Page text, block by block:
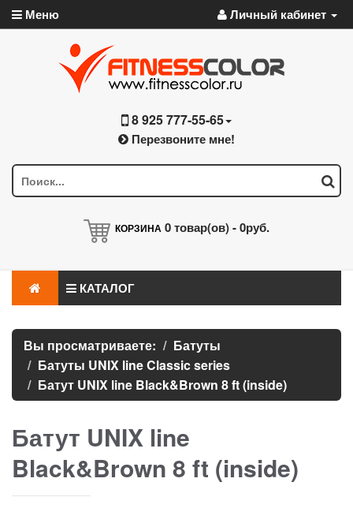
Меню Личный кабинет
8 925 777-55-65
Перезвоните мне!
КОРЗИНА 0товар(ов) -0руб.
КАТАЛОГ
Вы просматриваете:
Батуты
Батуты UNIX line Classic series
Батут UNIX line Black&Brown 8 ft (inside)
Батут UNIX line
Black&Brown 8 ft (inside)